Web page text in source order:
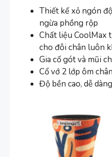
Thiết kế xỏ ngón
ngừa phồng rộp
Chất liệu CoolMax
cho đôi chân luôn
Gia cố gót và mũi
Cổ vớ 2 lớp ôm
Độ bền cao, dễ